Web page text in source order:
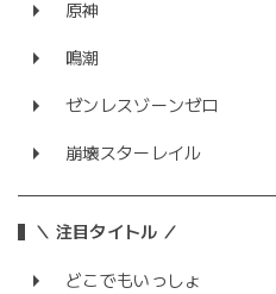
原神
鳴潮
ゼンレスゾーンゼロ
崩壊スターレイル
＼ 注目タイトル ／
どこでもいっしょ